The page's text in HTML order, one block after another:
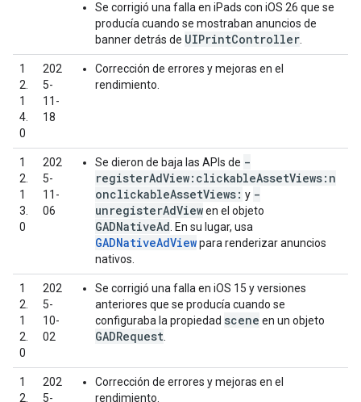
Se corrigió una falla en iPads con iOS 26 que se
producía cuando se mostraban anuncios de
banner detrás de UIPrintController
1
2.
1
4.
0
202
5-
11-
18
Corrección de errores y mejoras en el
rendimiento.
1
2.
1
3.
0
202
5-
11-
06
Se dieron de baja las APIs de -
registerAdView:clickableAssetViews:n
onclickableAssetViews: y -
unregisterAdViewen el objeto
GADNativeAd . En su lugar, usa
GADNativeAdViewpara renderizar anuncios
nativos.
1
2.
1
2.
0
202
5-
10-
02
Se corrigió una falla en iOS 15 y versiones
anteriores que se producía cuando se
configuraba la propiedad scene en un objeto
GADRequest
1
2.
202
5-
Corrección de errores y mejoras en el
rendimiento.